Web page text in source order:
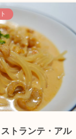
トランテ・アル